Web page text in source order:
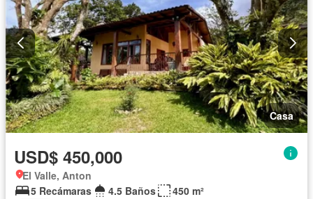
Casa
USD$ 450,000
El Valle, Anton
5 Recámaras
4.5 Baños
450 m²